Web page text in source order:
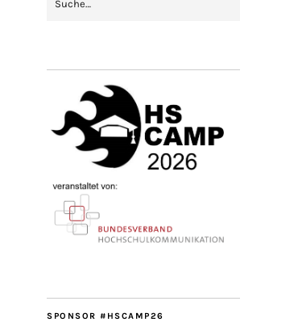
SPONSOR #HSCAMP26